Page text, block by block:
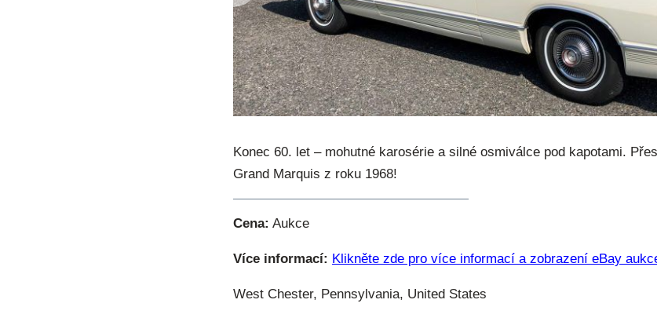
Konec 60. let – mohutné karosérie a silné osmiválce pod kapotami.
Grand Marquis z roku 1968!
Cena: Aukce
Více informací: Klikněte zde pro více informací a zobrazení eBay
West Chester, Pennsylvania, United States